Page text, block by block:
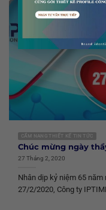
CẨM NANG THIẾT KẾ TIN TỨC
Chúc mừng ngày
27 Tháng 2, 2020
Nhân dịp kỷ niệm 65
27/2/2020, Công ty